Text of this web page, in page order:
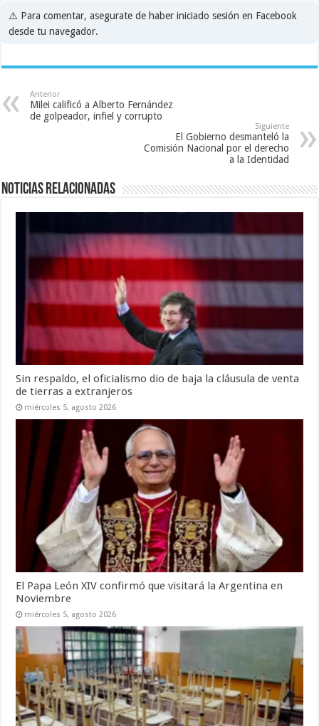
⚠️ Para comentar, asegurate de haber iniciado sesión en Facebook
desde tu navegador.
Anterior
Milei calificó a Alberto Fernández
de golpeador, infiel y corrupto
Siguiente
El Gobierno desmanteló la
Comisión Nacional por el derecho
a la Identidad
Noticias relacionadas
Sin respaldo, el oficialismo dio de baja la cláusula de venta
de tierras a extranjeros
miércoles 5, agosto 2026
El Papa León XIV confirmó que visitará la Argentina en
Noviembre
miércoles 5, agosto 2026